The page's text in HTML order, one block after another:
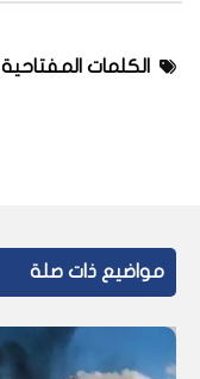
الكلمات المفتاحية
مواضيع ذات صلة